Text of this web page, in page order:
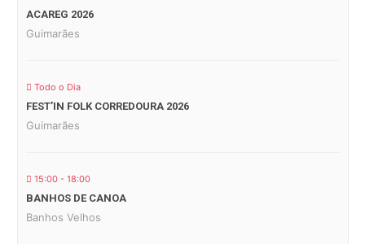
ACAREG 2026
Guimarães
Todo o Dia
FEST’IN FOLK CORREDOURA 2026
Guimarães
15:00 - 18:00
BANHOS DE CANOA
Banhos Velhos